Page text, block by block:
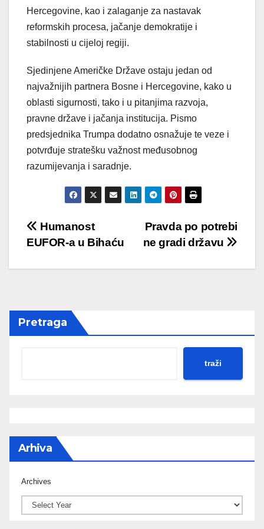
Hercegovine, kao i zalaganje za nastavak
reformskih procesa, jačanje demokratije i
stabilnosti u cijeloj regiji.
Sjedinjene Američke Države ostaju jedan od
najvažnijih partnera Bosne i Hercegovine, kako u
oblasti sigurnosti, tako i u pitanjima razvoja,
pravne države i jačanja institucija. Pismo
predsjednika Trumpa dodatno osnažuje te veze i
potvrđuje stratešku važnost međusobnog
razumijevanja i saradnje.
Post
Pravda po potrebi
ne gradi državu
Humanost
EUFOR-a u Bihaću
Pretraga
traži
Arhiva
Archives